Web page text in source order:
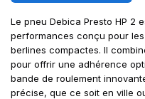
Le pneu Debica Presto HP 2
performances conçu pour
berlines compactes. Il
pour offrir une adhérence
bande de roulement
précise, que ce soit en ville